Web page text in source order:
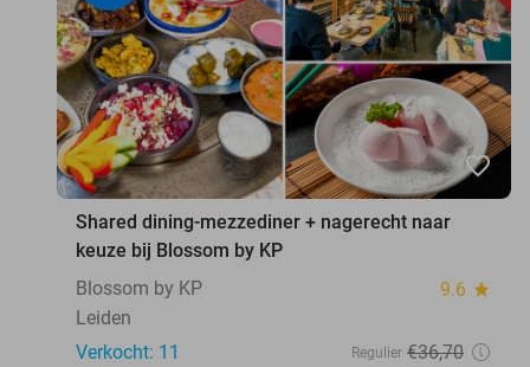
favorite_border
Shared dining-mezzediner + nagerecht naar
keuze bij Blossom by KP
Blossom by KP
9.6 star
Leiden
Verkocht: 11
Regulier €36,70